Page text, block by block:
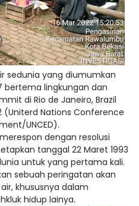
sedunia yang diumumkan
bertema lingkungan dan
di Rio de Janeiro, Brazil
(Uniterd Nations Conference
UNCED).
dengan resolusi
tanggal 22 Maret 1993
untuk yang pertama kali.
sebuah peringatan akan
khususnya dalam
hidup lainya.